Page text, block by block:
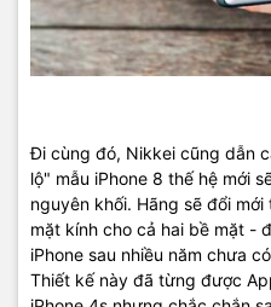
Đi cùng đó, Nikkei cũng dẫn
lộ" mẫu iPhone 8 thế hệ mới
nguyên khối. Hãng sẽ đổi
mặt kính cho cả hai bề mặt -
iPhone sau nhiều năm chưa
Thiết kế này đã từng được